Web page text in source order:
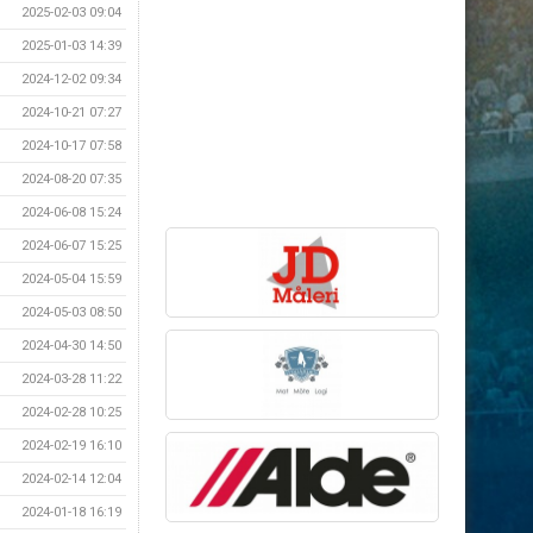
2025-02-03 09:04
2025-01-03 14:39
2024-12-02 09:34
2024-10-21 07:27
2024-10-17 07:58
2024-08-20 07:35
2024-06-08 15:24
2024-06-07 15:25
2024-05-04 15:59
2024-05-03 08:50
2024-04-30 14:50
2024-03-28 11:22
2024-02-28 10:25
2024-02-19 16:10
2024-02-14 12:04
2024-01-18 16:19